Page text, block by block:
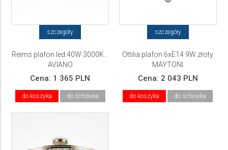
szczegóły
Reims plafon led 40W 3000K...
AVIANO
Cena: 1 365 PLN
do koszyka do schowka
szczegóły
Ottilia plafon 6xE14 9W złoty
MAYTONI
Cena: 2 043 PLN
do koszyka do schowka